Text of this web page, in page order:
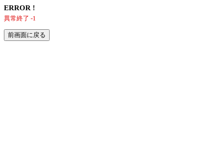
ERROR !
異常終了 -1